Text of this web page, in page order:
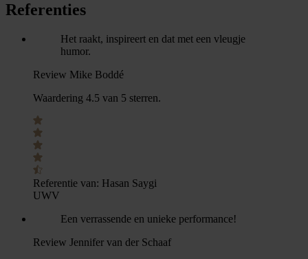
Referenties
Het raakt, inspireert en dat met een vleugje
humor.
Review Mike Boddé
Waardering 4.5 van 5 sterren.
Referentie van: Hasan Saygi
UWV
Een verrassende en unieke performance!
Review Jennifer van der Schaaf